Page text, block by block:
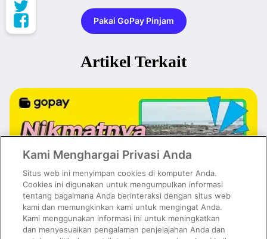
Pakai GoPay Pinjam
Artikel Terkait
Kami Menghargai Privasi Anda
Situs web ini menyimpan cookies di komputer Anda.
Cookies ini digunakan untuk mengumpulkan informasi
tentang bagaimana Anda berinteraksi dengan situs web
kami dan memungkinkan kami untuk mengingat Anda.
Kami menggunakan informasi ini untuk meningkatkan
dan menyesuaikan pengalaman penjelajahan Anda dan